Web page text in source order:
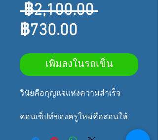
฿2,100.00 ราคา
฿730.00
ขาย
ลด
เพิ่มลงในรถเข็น
วินัยคือกุญแจแห่งความสำเร็จ
คอนเซ็ปท์ของครูใหม่คือสอนให้
คุณจับปลาเป็นนะคะ เรียนรู้ด้วยวิธี